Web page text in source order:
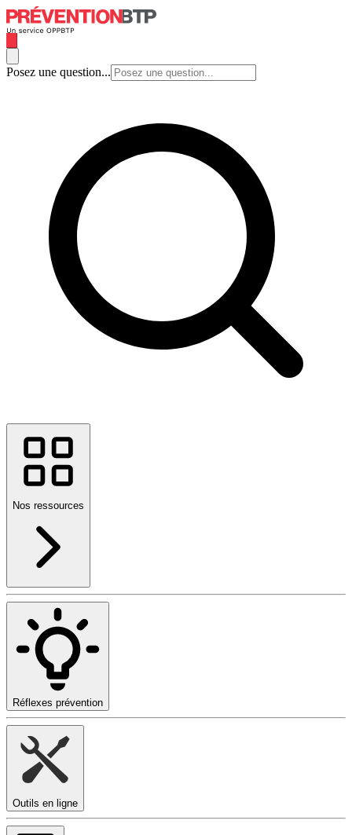
Posez une question...
Nos ressources
Réflexes prévention
Outils en ligne